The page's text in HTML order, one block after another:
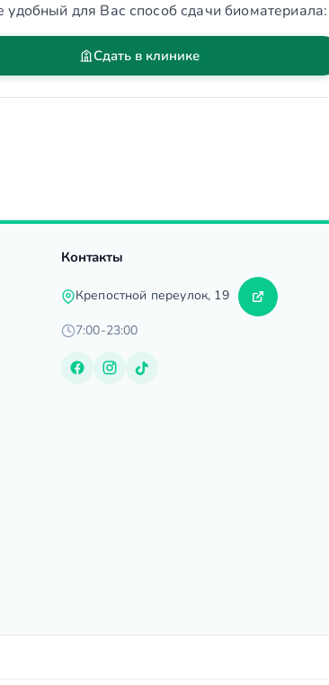
удобный для Вас способ сдачи биоматериала:
Сдать в клинике
Контакты
Крепостной переулок, 19
7:00-23:00